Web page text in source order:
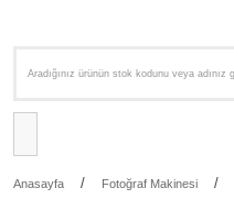
Anasayfa Fotoğraf Makinesi